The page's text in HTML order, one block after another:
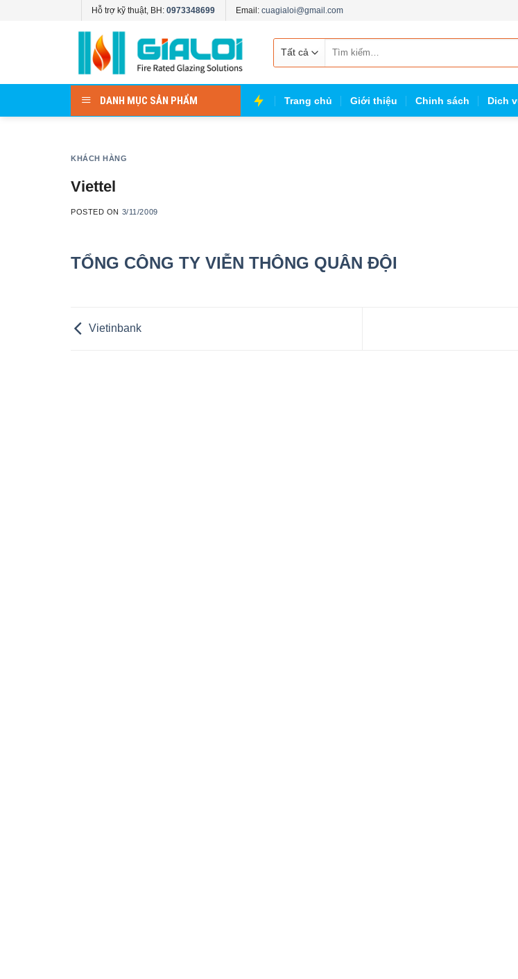
Hỗ trợ kỹ thuật, BH: 0973348699 Email: cuagialoi@gmail.com
kiếm:
DANH MỤC SẢN PHẨM Trang chủ Giới thiệu Chinh sách Dich
KHÁCH HÀNG
Viettel
POSTED ON 3/11/2009
TỔNG CÔNG TY VIỄN THÔNG QUÂN ĐỘI
Vietinbank